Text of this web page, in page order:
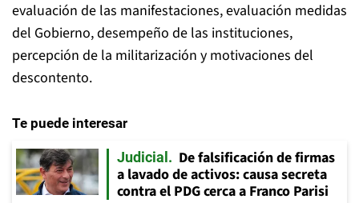
evaluación de las manifestaciones, evaluación medidas
del Gobierno, desempeño de las instituciones,
percepción de la militarización y motivaciones del
descontento.
Te puede interesar
Judicial
De falsificación de firmas
a lavado de activos: causa secreta
contra el PDG cerca a Franco Parisi